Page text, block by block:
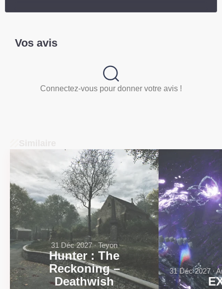
Vos avis
Connectez-vous pour donner votre avis !
Hunter : The
Reckoning –
Deathwish
31 Déc 2027 ∙ Teyon
31 Déc 2027 ∙